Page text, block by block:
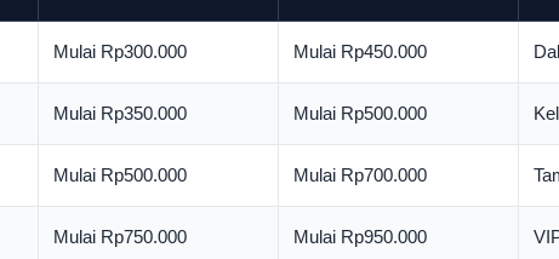
Mulai Rp300.000 Mulai Rp450.000
Mulai Rp350.000 Mulai Rp500.000
Mulai Rp500.000 Mulai Rp700.000
Mulai Rp750.000 Mulai Rp950.000